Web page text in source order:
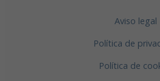
Aviso legal
Política de
Política de